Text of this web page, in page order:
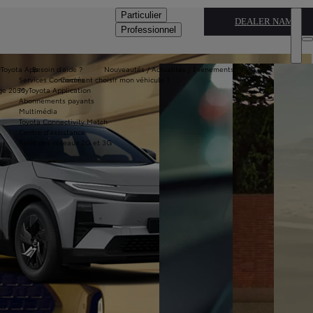
Particulier
Professionnel
DEALER NAME
App
Services Connectés
MyToyota Application
Abonnements payants
Multimédia
Toyota Connectivity Match
Centre d'assistance
Arrêt des réseaux 2G et 3G
Besoin d'aide ?
Comment choisir mon véhicule ?
2050
Nouveautés / Actualités / Évènements